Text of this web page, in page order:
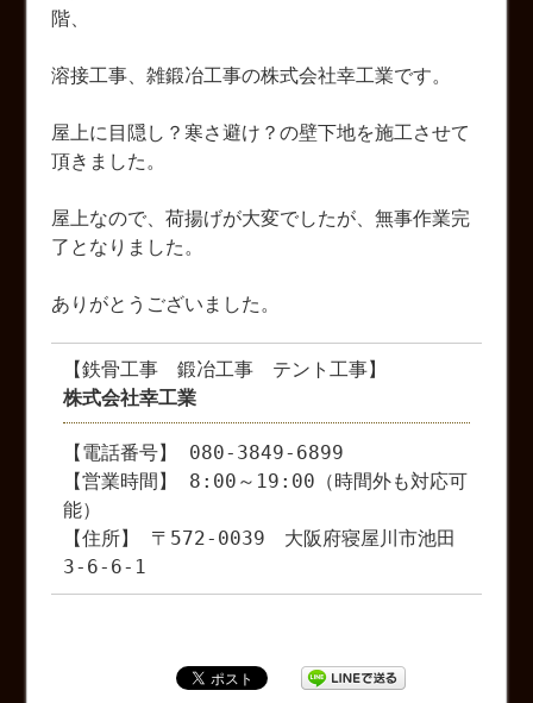
階、
溶接工事、雑鍛冶工事の株式会社幸工業です。
屋上に目隠し？寒さ避け？の壁下地を施工させて
頂きました。
屋上なので、荷揚げが大変でしたが、無事作業完
了となりました。
ありがとうございました。
【鉄骨工事 鍛冶工事 テント工事】
株式会社幸工業
【電話番号】 080-3849-6899
【営業時間】 8:00～19:00（時間外も対応可
能）
【住所】 〒572-0039 大阪府寝屋川市池田
3-6-6-1